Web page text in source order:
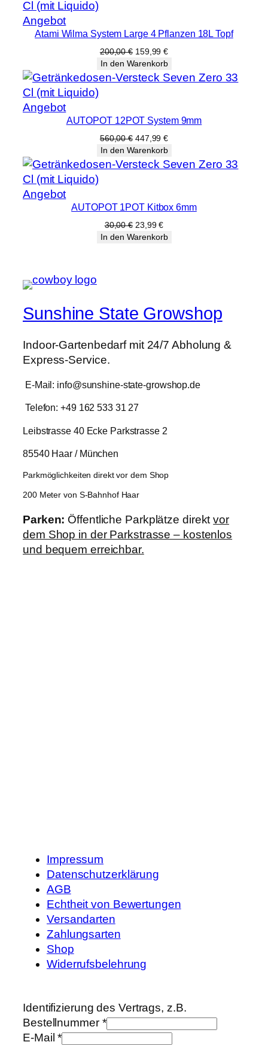
AngebotProdukt
im
Angebot
Atami Wilma System Large 4 Pflanzen 18L Topf
200,00€ Ursprünglicher
Preis
war:
200,00 €
159,99€Aktueller
Preis
ist:
159,99 €.
In den Warenkorb
AngebotProdukt
im
Angebot
AUTOPOT 12POT System 9mm
560,00€ Ursprünglicher
Preis
war:
560,00 €
447,99€Aktueller
Preis
ist:
447,99 €.
In den Warenkorb
AngebotProdukt
im
Angebot
AUTOPOT 1POT Kitbox 6mm
30,00€ Ursprünglicher
Preis
23,99€Aktueller
Preis
In den Warenkorb
Sunshine State Growshop
Indoor-Gartenbedarf mit 24/7 Abholung &
Express-Service.
E-Mail: info@sunshine-state-growshop.de
Telefon: +49 162 533 31 27
Leibstrasse 40 Ecke Parkstrasse 2
85540 Haar / München
Parkmöglichkeiten direkt vor dem Shop
200 Meter von S-Bahnhof Haar
Parken: Öffentliche Parkplätze direktvor
dem Shop in der Parkstrasse – kostenlos
und bequem erreichbar.
Impressum
Datenschutzerklärung
AGB
Echtheit von Bewertungen
Versandarten
Zahlungsarten
Shop
Widerrufsbelehrung
Identifizierung des Vertrags, z.B.
Bestellnummer *
E-Mail*